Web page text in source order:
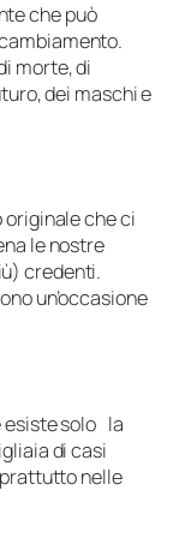
che può
morte, di
dei maschi e
originale che ci
le nostre
credenti.
un’occasione
esiste solo la
di casi
nelle